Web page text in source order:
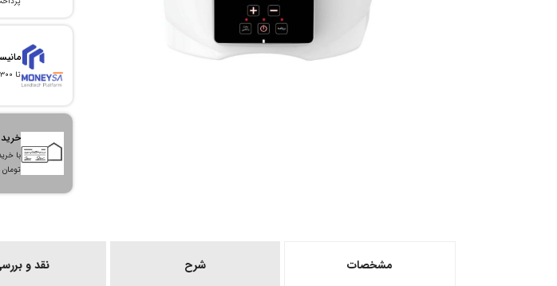
تا ۳۰۰ میلیون تومان خرید کنید و طی ۱۸ قسط پرداخت کنید.
مشخصات شرح نقد و